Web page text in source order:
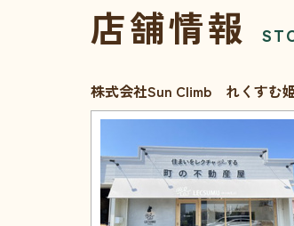
店舗情報
株式会社Sun Climb れくすむ